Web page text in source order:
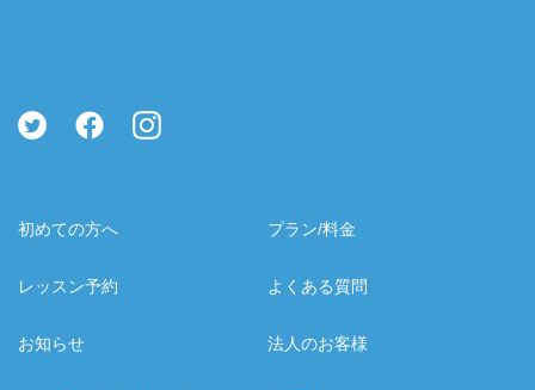
初めての方へ プラン/料金
レッスン予約 よくある質問
お知らせ 法人のお客様